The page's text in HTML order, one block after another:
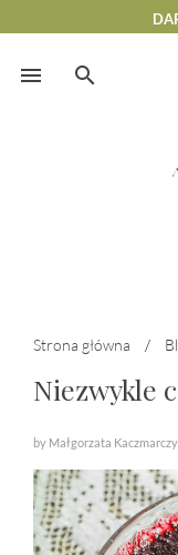
Skip
Strona główna /
Niezwykle
by Małgorzata